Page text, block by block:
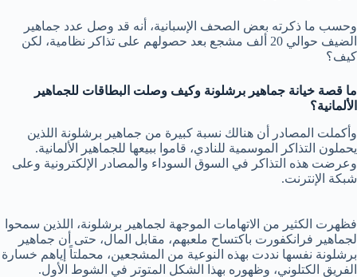
وحسب ما ذكرته بعض الصحف الإسبانية، أنه قد وصل عدد جماهير
الضيف حوالي 20 ألف مشجع بعد حصولهم على تذاكر نظامية، لكن
كيف؟
ما قصة خيانة جماهير برشلونة وكيف وصلت البطاقات للجماهير
الألمانية؟
وأكملت المصادر أن هنالك نسبة كبيرة من جماهير برشلونة اللذين
يحملون التذاكر الموسمية للنادي، قاموا ببيعها للجماهير الألمانية.
وعرضت هذه التذاكر في السوق السوداء والمصادر الإلكترونية وعلى
شبكة الإنترنت.
فظهرت الكثير من الاتهامات الموجهة لجماهير برشلونة، اللذين سمحوا
لجماهير فرانكفورت باكتساح ملعبهم، مقابل المال، حتى أن جماهير
برشلونة نفسها نددت بهذه النوعية من المشجعين، محملتاً إياهم خسارة
الفريق الكتلوني، وظهوره بهذا الشكل المتوتر في الشوط الأول.